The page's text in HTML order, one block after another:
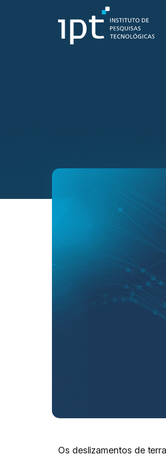
Os deslizamentos de